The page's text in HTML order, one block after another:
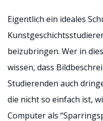
Eigentlich ein ideales
beizubringen. Wer in
wissen, dass
Studierenden auch
die nicht so einfach ist,
Computer als